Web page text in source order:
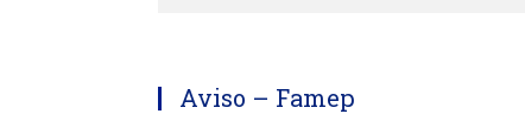
Aviso – Famep